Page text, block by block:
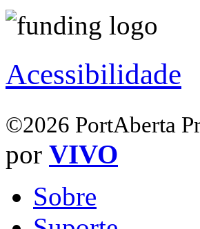
Acessibilidade
©2026 PortAberta
por VIVO
Sobre